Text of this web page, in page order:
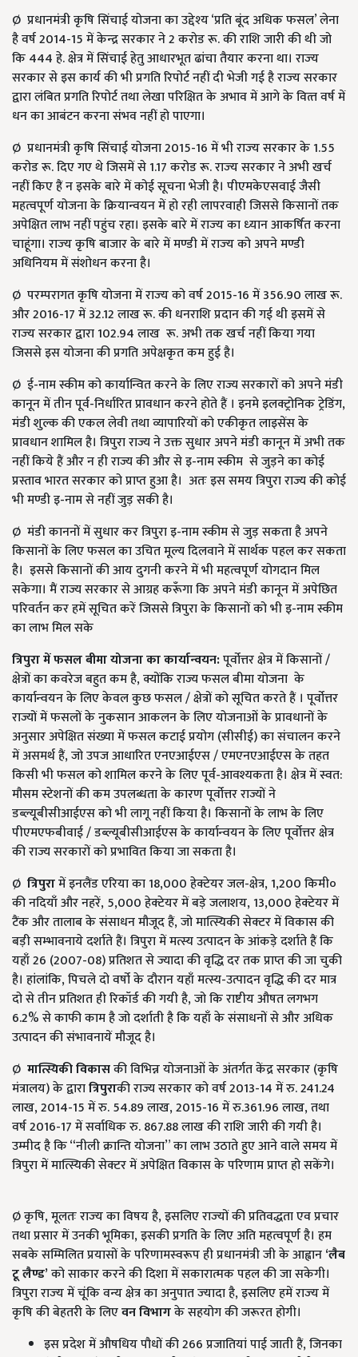
Ø प्रधानमंत्री कृषि सिंचाई योजना का उद्देश्‍य ‘प्रति बूंद अधिक फसल’ लेना
है वर्ष 2014-15 में केन्‍द्र सरकार ने 2 करोड रू. की राशि जारी की थी जो
कि 444 हे. क्षेत्र में सिंचाई हेतु आधारभूत ढांचा तैयार करना था। राज्‍य
सरकार से इस कार्य की भी प्रगति रिपोर्ट नहीं दी भेजी गई है राज्‍य सरकार
द्वारा लंबित प्रगति रिपोर्ट तथा लेखा परिक्षित के अभाव में आगे के वित्‍त वर्ष में
धन का आबंटन करना संभव नहीं हो पाएगा।
Ø प्रधानमंत्री कृषि सिंचाई योजना 2015-16 में भी राज्‍य सरकार के 1.55
करोड रू. दिए गए थे जिसमें से 1.17 करोड रू. राज्‍य सरकार ने अभी खर्च
नहीं किए हैं न इसके बारे में कोई सूचना भेजी है। पीएमकेएसवाई जैसी
महत्‍वपूर्ण योजना के क्रियान्‍वयन में हो रही लापरवाही जिससे किसानों तक
अपेक्षित लाभ नहीं पहुंच रहा। इसके बारे में राज्‍य का ध्‍यान आकर्षित करना
चाहूंगा। राज्‍य कृषि बाजार के बारे में मण्‍डी में राज्‍य को अपने मण्‍डी
अधिनियम में संशोधन करना है।
Ø परम्‍परागत कृषि योजना में राज्‍य को वर्ष 2015-16 में 356.90 लाख रू.
और 2016-17 में 32.12 लाख रू. की धनराशि प्रदान की गई थी इसमें से
राज्‍य सरकार द्वारा 102.94 लाख रू. अभी तक खर्च नहीं किया गया
जिससे इस योजना की प्रगति अपेक्षकृत कम हुई है।
Ø ई-नाम स्कीम को कार्यान्वित करने के लिए राज्य सरकारों को अपने मंडी
कानून में तीन पूर्व-निर्धारित प्रावधान करने होते हैं । इनमे इलक्ट्रोनिक ट्रेडिंग,
मंडी शुल्क की एकल लेवी तथा व्यापारियों को एकीकृत लाइसेंस के
प्रावधान शामिल है। त्रिपुरा राज्य ने उक्त सुधार अपने मंडी कानून में अभी तक
नहीं किये हैं और न ही राज्य की और से इ-नाम स्कीम से जुड़ने का कोई
प्रस्ताव भारत सरकार को प्राप्त हुआ है। अतः इस समय त्रिपुरा राज्य की कोई
भी मण्डी इ-नाम से नहीं जुड़ सकी है।
Ø मंडी काननों में सुधार कर त्रिपुरा इ-नाम स्कीम से जुड़ सकता है अपने
किसानों के लिए फसल का उचित मूल्य दिलवाने में सार्थक पहल कर सकता
है। इससे किसानों की आय दुगनी करने में भी महत्वपूर्ण योगदान मिल
सकेगा। मैं राज्य सरकार से आग्रह करूँगा कि अपने मंडी कानून में अपेछित
परिवर्तन कर हमें सूचित करें जिससे त्रिपुरा के किसानों को भी इ-नाम स्कीम
का लाभ मिल सके
त्रिपुरा में फसल बीमा योजना का कार्यान्वयन:पूर्वोत्तर क्षेत्र में किसानों /
क्षेत्रों का कवरेज बहुत कम है, क्योंकि राज्य फसल बीमा योजना के
कार्यान्वयन के लिए केवल कुछ फसल / क्षेत्रों को सूचित करते हैं । पूर्वोत्तर
राज्यों में फसलों के नुकसान आकलन के लिए योजनाओं के प्रावधानों के
अनुसार अपेक्षित संख्या में फसल कटाई प्रयोग (सीसीई) का संचालन करने
में असमर्थ हैं, जो उपज आधारित एनएआईएस / एमएनएआईएस के तहत
किसी भी फसल को शामिल करने के लिए पूर्व-आवश्यकता है। क्षेत्र में स्वत:
मौसम स्टेशनों की कम उपलब्धता के कारण पूर्वोत्तर राज्यों ने
डब्ल्यूबीसीआईएस को भी लागू नहीं किया है। किसानों के लाभ के लिए
पीएमएफबीवाई / डब्ल्यूबीसीआईएस के कार्यान्वयन के लिए पूर्वोत्तर क्षेत्र
की राज्य सरकारों को प्रभावित किया जा सकता है।
Ø त्रिपुरामें इनलैंड एरिया का 18,000 हेक्टेयर जल-क्षेत्र, 1,200 किमी०
की नदियाँ और नहरें, 5,000 हेक्टेयर में बड़े जलाशय, 13,000 हेक्टेयर में
टैंक और तालाब के संसाधन मौजूद हैं, जो मात्स्यिकी सेक्टर में विकास की
बड़ी सम्भावनाये दर्शाते हैं। त्रिपुरा में मत्स्य उत्पादन के आंकड़े दर्शाते हैं कि
यहाँ 26 (2007-08) प्रतिशत से ज्यादा की वृद्धि दर तक प्राप्त की जा चुकी
है। हांलांकि, पिचले दो वर्षो के दौरान यहाँ मत्स्य-उत्पादन वृद्धि की दर मात्र
दो से तीन प्रतिशत ही रिकॉर्ड की गयी है, जो कि राष्टीय औषत लगभग
6.2% से काफी काम है जो दर्शाती है कि यहाँ के संसाधनों से और अधिक
उत्पादन की संभावनायें मौजूद है।
Ø मात्स्यिकी विकासकी विभिन्न योजनाओं के अंतर्गत केंद्र सरकार (कृषि
मंत्रालय) के द्वारात्रिपुराकी राज्य सरकार को वर्ष 2013-14 में रु. 241.24
लाख, 2014-15 में रु. 54.89 लाख, 2015-16 में रु.361.96 लाख, तथा
वर्ष 2016-17 में सर्वाधिक रु. 867.88 लाख की राशि जारी की गयी है।
उम्मीद है कि “नीली क्रान्ति योजना” का लाभ उठाते हुए आने वाले समय में
त्रिपुरा में मात्स्यिकी सेक्टर में अपेक्षित विकास के परिणाम प्राप्त हो सकेंगे।
Ø कृषि, मूलतः राज्‍य का विषय है, इसलिए राज्‍यों की प्रतिवद्धता एव प्रचार
तथा प्रसार में उनकी भूमिका, इसकी प्रगति के लिए अति महत्‍वपूर्ण है। हम
सबके सम्मिलित प्रयासों के परिणामस्‍वरूप ही प्रधानमंत्री जी के आह्वान‘लैब
टू लैण्‍ड’को साकार करने की दिशा में सकारात्मक पहल की जा सकेगी।
त्रिपुरा राज्‍य में चूंकि वन्‍य क्षेत्र का अनुपात ज्‍यादा है, इसलिए हमें राज्‍य में
कृषि की बेहतरी के लिएवन विभागके सहयोग की जरूरत होगी।
इस प्रदेश में औषधिय पौधों की 266 प्रजातियां पाई जाती हैं, जिनका